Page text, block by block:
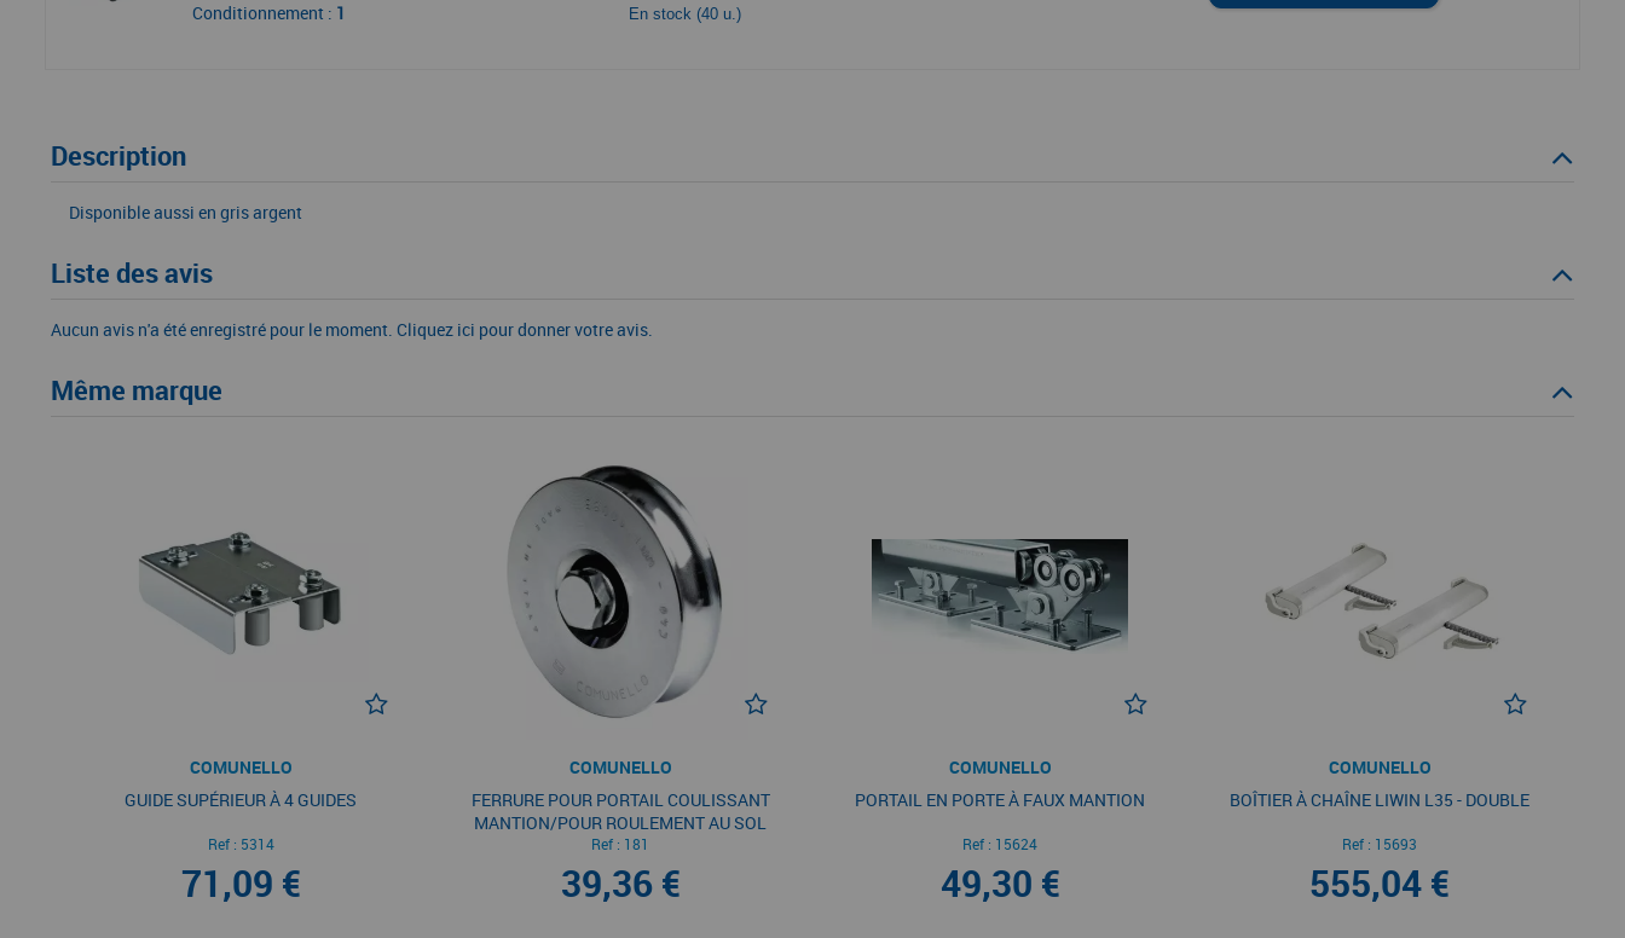
Conditionnement : 1 En stock (40 u.)
Description
Disponible aussi en gris argent
Liste des avis
Aucun avis n'a été enregistré pour le moment. Cliquez ici pour donner votre avis.
Même marque
COMUNELLO
GUIDE SUPÉRIEUR À 4 GUIDES
Ref : 5314
71,09 €
COMUNELLO
FERRURE POUR PORTAIL COULISSANT
MANTION/POUR ROULEMENT AU SOL
SUR RAIL
Ref : 181
39,36 €
COMUNELLO
PORTAIL EN PORTE À FAUX MANTION
Ref : 15624
49,30 €
COMUNELLO
BOÎTIER À CHAÎNE LIWIN L35 - DOUBLE
Ref : 15693
555,04 €